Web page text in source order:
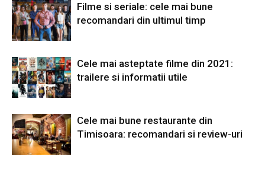
Filme si seriale: cele mai bune
recomandari din ultimul timp
Cele mai asteptate filme din 2021:
trailere si informatii utile
Cele mai bune restaurante din
Timisoara: recomandari si review-uri